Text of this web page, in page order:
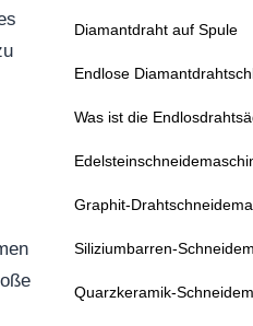
Diamantdraht auf Spule
Endlose
Was ist die
Graphit-
Siliziumbarren-
Quarzkeramik-